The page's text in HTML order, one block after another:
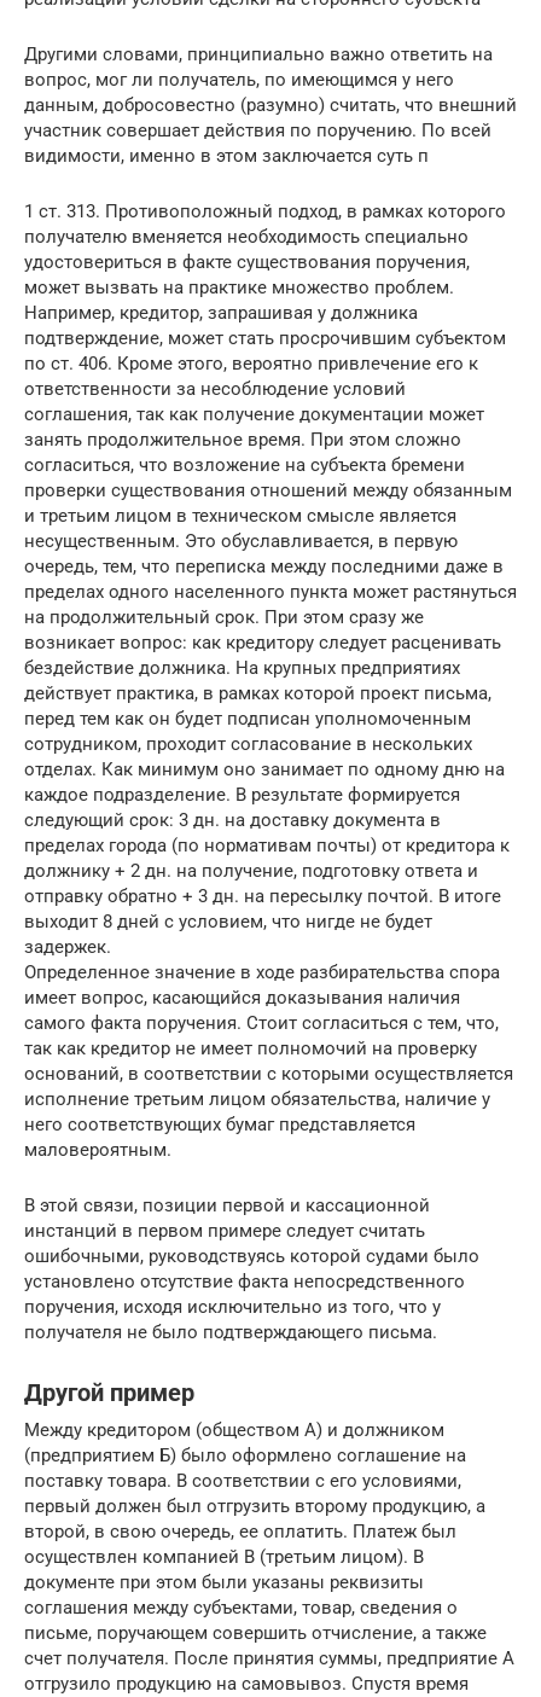
Другими словами, принципиально важно ответить на
вопрос, мог ли получатель, по имеющимся у него
данным, добросовестно (разумно) считать, что внешний
участник совершает действия по поручению. По всей
видимости, именно в этом заключается суть п
1 ст. 313. Противоположный подход, в рамках которого
получателю вменяется необходимость специально
удостовериться в факте существования поручения,
может вызвать на практике множество проблем.
Например, кредитор, запрашивая у должника
подтверждение, может стать просрочившим субъектом
по ст. 406. Кроме этого, вероятно привлечение его к
ответственности за несоблюдение условий
соглашения, так как получение документации может
занять продолжительное время. При этом сложно
согласиться, что возложение на субъекта бремени
проверки существования отношений между обязанным
и третьим лицом в техническом смысле является
несущественным. Это обуславливается, в первую
очередь, тем, что переписка между последними даже в
пределах одного населенного пункта может растянуться
на продолжительный срок. При этом сразу же
возникает вопрос: как кредитору следует расценивать
бездействие должника. На крупных предприятиях
действует практика, в рамках которой проект письма,
перед тем как он будет подписан уполномоченным
сотрудником, проходит согласование в нескольких
отделах. Как минимум оно занимает по одному дню на
каждое подразделение. В результате формируется
следующий срок: 3 дн. на доставку документа в
пределах города (по нормативам почты) от кредитора к
должнику + 2 дн. на получение, подготовку ответа и
отправку обратно + 3 дн. на пересылку почтой. В итоге
выходит 8 дней с условием, что нигде не будет
задержек.
Определенное значение в ходе разбирательства спора
имеет вопрос, касающийся доказывания наличия
самого факта поручения. Стоит согласиться с тем, что,
так как кредитор не имеет полномочий на проверку
оснований, в соответствии с которыми осуществляется
исполнение третьим лицом обязательства, наличие у
него соответствующих бумаг представляется
маловероятным.
В этой связи, позиции первой и кассационной
инстанций в первом примере следует считать
ошибочными, руководствуясь которой судами было
установлено отсутствие факта непосредственного
поручения, исходя исключительно из того, что у
получателя не было подтверждающего письма.
Другой пример
Между кредитором (обществом А) и должником
(предприятием Б) было оформлено соглашение на
поставку товара. В соответствии с его условиями,
первый должен был отгрузить второму продукцию, а
второй, в свою очередь, ее оплатить. Платеж был
осуществлен компанией В (третьим лицом). В
документе при этом были указаны реквизиты
соглашения между субъектами, товар, сведения о
письме, поручающем совершить отчисление, а также
счет получателя. После принятия суммы, предприятие А
отгрузило продукцию на самовывоз. Спустя время